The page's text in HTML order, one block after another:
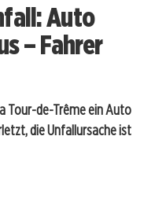
Auto
– Fahrer
Tour-de-Trême ein Auto
die Unfallursache ist